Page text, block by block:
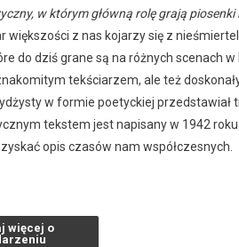
w którym główną rolę grają
większości z nas kojarzy się z
do dziś grane są na różnych scenach
tekściarzem, ale też
w formie poetyckiej przedstawiał
tekstem jest napisany w 1942
opis czasów nam współczesnych.
w Bilety24. W przypadku
więcej o